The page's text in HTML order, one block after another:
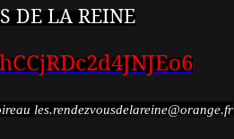
DE LA REINE
les.rendezvousdelareine@orange.fr